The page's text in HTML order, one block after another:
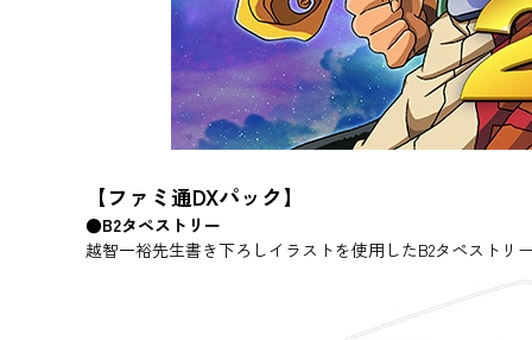
【ファミ通DXパック】
●B2タペストリー
越智一裕先生書き下ろしイラストを使用したB2タペストリ